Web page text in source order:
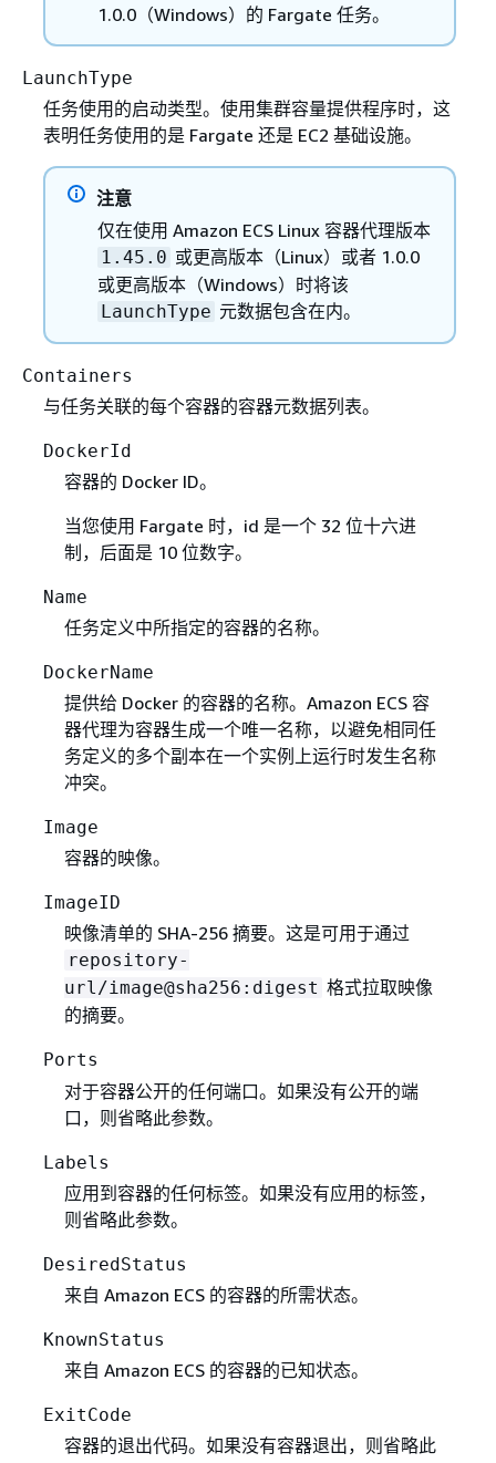
1.0.0（Windows）的 Fargate 任务。
LaunchType
任务使用的启动类型。使用集群容量提供程序时，这
表明任务使用的是 Fargate 还是 EC2 基础设施。
注意
仅在使用 Amazon ECS Linux 容器代理版本
1.45.0 或更高版本（Linux）或者 1.0.0
或更高版本（Windows）时将该
LaunchType 元数据包含在内。
Containers
与任务关联的每个容器的容器元数据列表。
DockerId
容器的 Docker ID。
当您使用 Fargate 时，id 是一个 32 位十六进
制，后面是 10 位数字。
Name
任务定义中所指定的容器的名称。
DockerName
提供给 Docker 的容器的名称。Amazon ECS 容
器代理为容器生成一个唯一名称，以避免相同任
务定义的多个副本在一个实例上运行时发生名称
冲突。
Image
容器的映像。
ImageID
映像清单的 SHA-256 摘要。这是可用于通过
repository-
url/image@sha256:digest 格式拉取映像
的摘要。
Ports
对于容器公开的任何端口。如果没有公开的端
口，则省略此参数。
Labels
应用到容器的任何标签。如果没有应用的标签，
则省略此参数。
DesiredStatus
来自 Amazon ECS 的容器的所需状态。
KnownStatus
来自 Amazon ECS 的容器的已知状态。
ExitCode
容器的退出代码。如果没有容器退出，则省略此